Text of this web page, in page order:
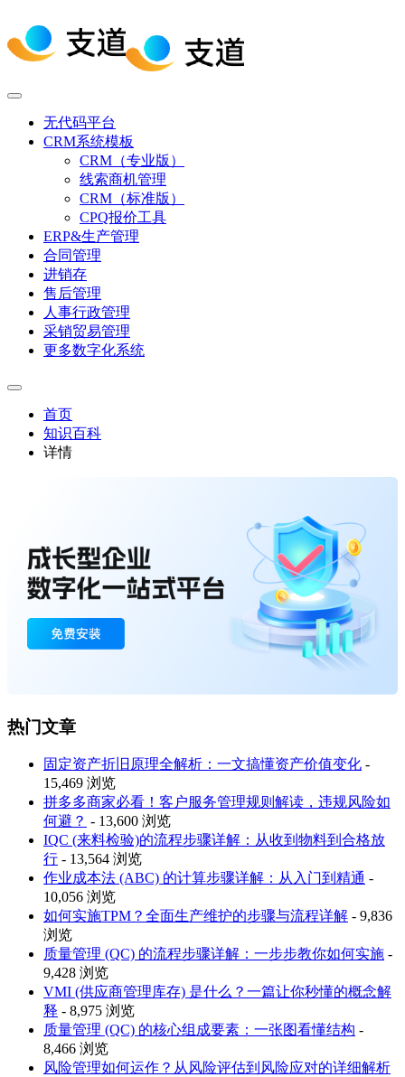
无代码平台
CRM系统模板
CRM（专业版）
线索商机管理
CRM（标准版）
CPQ报价工具
ERP&生产管理
合同管理
进销存
售后管理
人事行政管理
采销贸易管理
更多数字化系统
首页
知识百科
详情
热门文章
固定资产折旧原理全解析：一文搞懂资产价值变化 -
15,469 浏览
拼多多商家必看！客户服务管理规则解读，违规风险如
何避？ - 13,600 浏览
IQC (来料检验)的流程步骤详解：从收到物料到合格放
行 - 13,564 浏览
作业成本法 (ABC) 的计算步骤详解：从入门到精通 -
10,056 浏览
如何实施TPM？全面生产维护的步骤与流程详解 - 9,836
浏览
质量管理 (QC) 的流程步骤详解：一步步教你如何实施 -
9,428 浏览
VMI (供应商管理库存) 是什么？一篇让你秒懂的概念解
释 - 8,975 浏览
质量管理 (QC) 的核心组成要素：一张图看懂结构 -
8,466 浏览
风险管理如何运作？从风险评估到风险应对的详细解析